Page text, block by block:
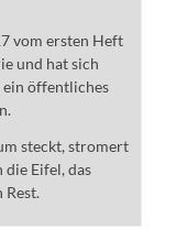
vom ersten Heft
und hat sich
ein öffentliches
steckt, stromert
Eifel, das
Rest.